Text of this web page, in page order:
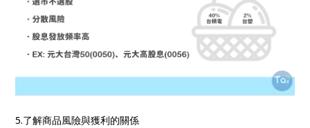
5.了解商品風險與獲利的關係